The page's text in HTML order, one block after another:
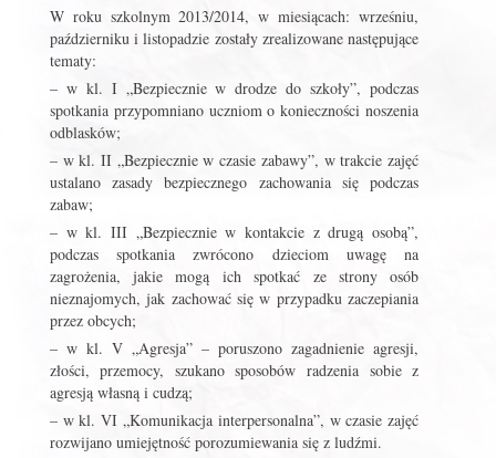
W roku szkolnym 2013/2014, w miesiącach: wrześniu,
październiku i listopadzie zostały zrealizowane następujące
tematy:
– w kl. I „Bezpiecznie w drodze do szkoły”, podczas
spotkania przypomniano uczniom o konieczności noszenia
odblasków;
– w kl. II „Bezpiecznie w czasie zabawy”, w trakcie zajęć
ustalano zasady bezpiecznego zachowania się podczas
zabaw;
– w kl. III „Bezpiecznie w kontakcie z drugą osobą”,
podczas spotkania zwrócono dzieciom uwagę na
zagrożenia, jakie mogą ich spotkać ze strony osób
nieznajomych, jak zachować się w przypadku zaczepiania
przez obcych;
– w kl. V „Agresja” – poruszono zagadnienie agresji,
złości, przemocy, szukano sposobów radzenia sobie z
agresją własną i cudzą;
– w kl. VI „Komunikacja interpersonalna”, w czasie zajęć
rozwijano umiejętność porozumiewania się z ludźmi.